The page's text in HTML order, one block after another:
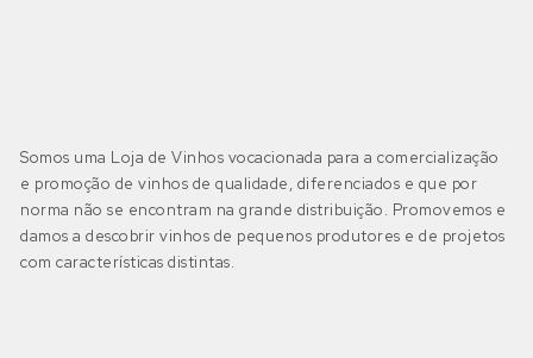
Somos uma Loja de Vinhos vocacionada para a comercialização
e promoção de vinhos de qualidade, diferenciados e que por
norma não se encontram na grande distribuição. Promovemos e
damos a descobrir vinhos de pequenos produtores e de projetos
com características distintas.